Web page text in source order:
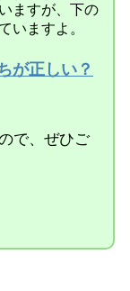
ますが、下の
いますよ。
が正しい？
で、ぜひご